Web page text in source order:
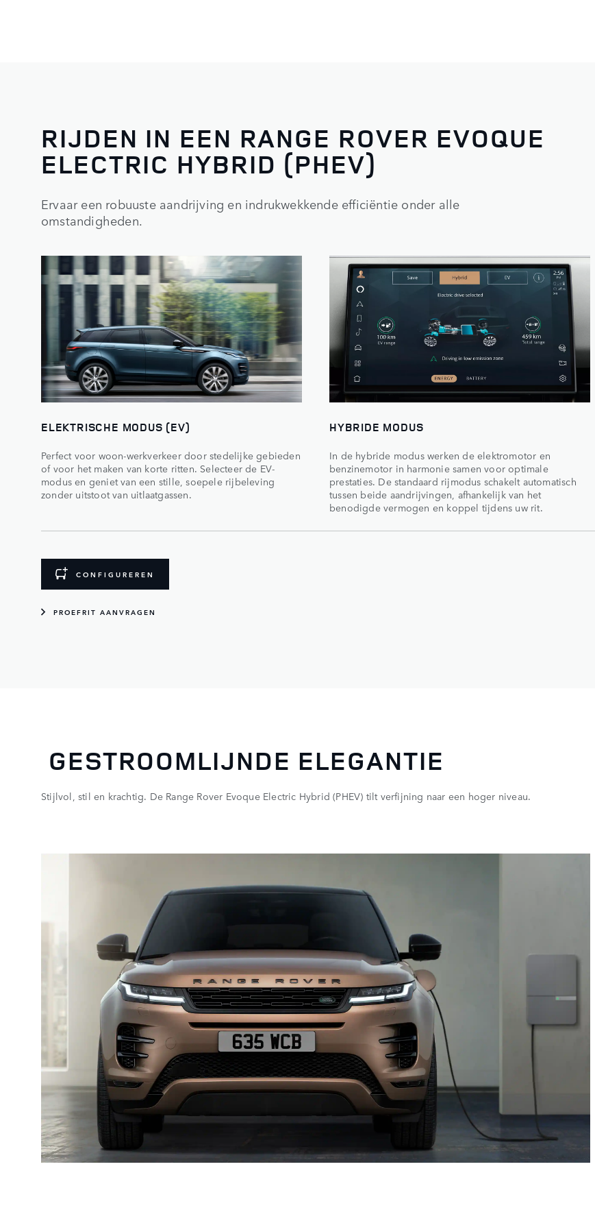
RIJDEN IN EEN RANGE ROVER EVOQUE
ELECTRIC HYBRID (PHEV)​
Ervaar een robuuste aandrijving en indrukwekkende efficiëntie onder alle
omstandigheden.
ELEKTRISCHE MODUS (EV)
Perfect voor woon-werkverkeer door stedelijke gebieden
of voor het maken van korte ritten. Selecteer de EV-
modus en geniet van een stille, soepele rijbeleving
zonder uitstoot van uitlaatgassen.
HYBRIDE MODUS
In de hybride modus werken de elektromotor en
benzinemotor in harmonie samen voor optimale
prestaties. De standaard rijmodus schakelt automatisch
tussen beide aandrijvingen, afhankelijk van het
benodigde vermogen en koppel tijdens uw rit.
CONFIGUREREN
PROEFRIT AANVRAGEN
​ GESTROOMLIJNDE ELEGANTIE
Stijlvol, stil en krachtig. De Range Rover Evoque Electric Hybrid (PHEV) tilt verfijning naar een hoger niveau.